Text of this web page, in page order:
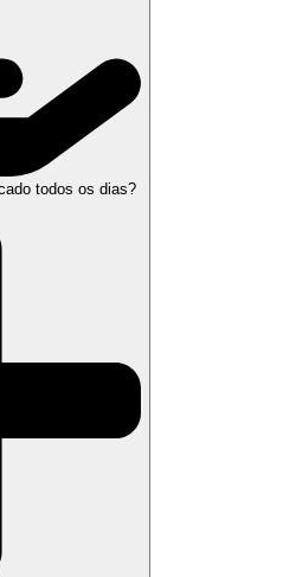
todos os dias?